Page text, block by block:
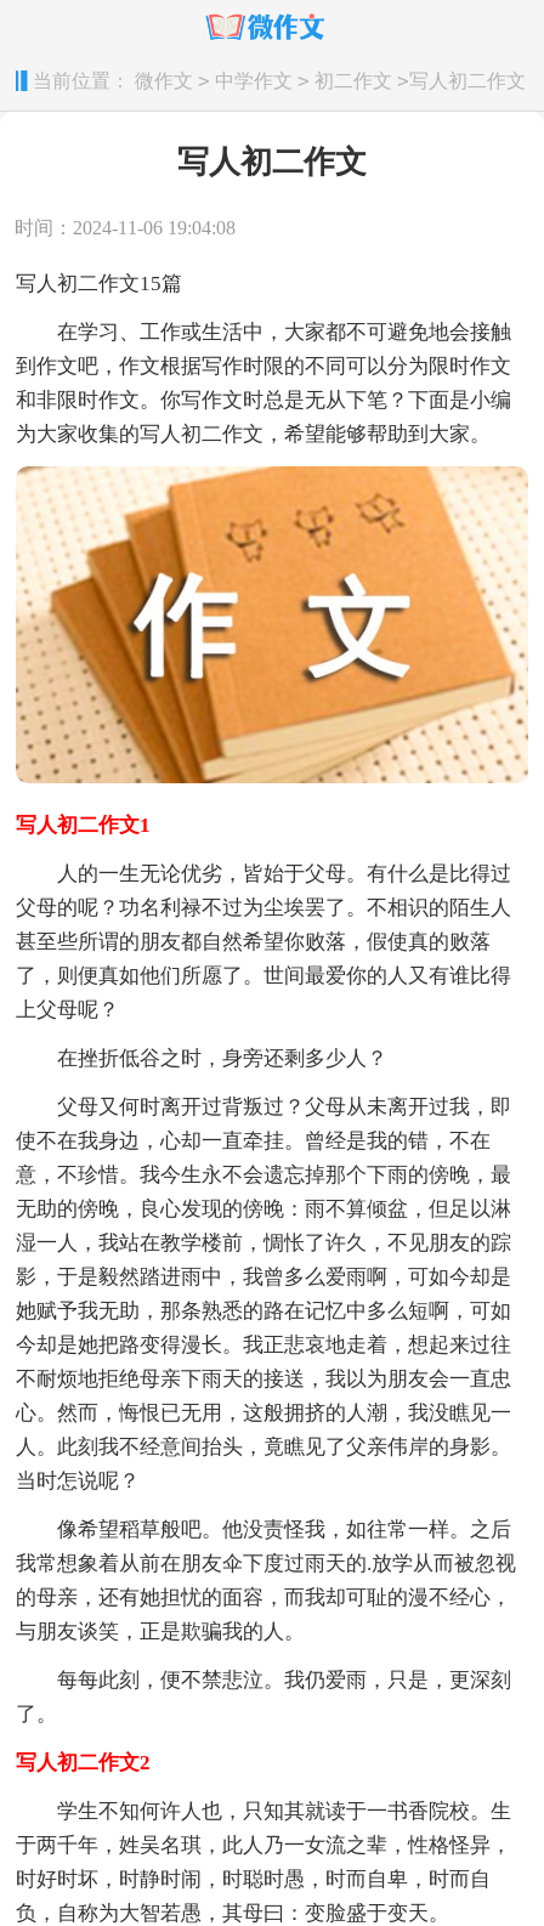
当前位置： 微作文 > 中学作文 > 初二作文 >写人初二作文
写人初二作文
时间：2024-11-06 19:04:08
写人初二作文15篇
在学习、工作或生活中，大家都不可避免地会接触
到作文吧，作文根据写作时限的不同可以分为限时作文
和非限时作文。你写作文时总是无从下笔？下面是小编
为大家收集的写人初二作文，希望能够帮助到大家。
写人初二作文1
人的一生无论优劣，皆始于父母。有什么是比得过
父母的呢？功名利禄不过为尘埃罢了。不相识的陌生人
甚至些所谓的朋友都自然希望你败落，假使真的败落
了，则便真如他们所愿了。世间最爱你的人又有谁比得
上父母呢？
在挫折低谷之时，身旁还剩多少人？
父母又何时离开过背叛过？父母从未离开过我，即
使不在我身边，心却一直牵挂。曾经是我的错，不在
意，不珍惜。我今生永不会遗忘掉那个下雨的傍晚，最
无助的傍晚，良心发现的傍晚：雨不算倾盆，但足以淋
湿一人，我站在教学楼前，惆怅了许久，不见朋友的踪
影，于是毅然踏进雨中，我曾多么爱雨啊，可如今却是
她赋予我无助，那条熟悉的路在记忆中多么短啊，可如
今却是她把路变得漫长。我正悲哀地走着，想起来过往
不耐烦地拒绝母亲下雨天的接送，我以为朋友会一直忠
心。然而，悔恨已无用，这般拥挤的人潮，我没瞧见一
人。此刻我不经意间抬头，竟瞧见了父亲伟岸的身影。
当时怎说呢？
像希望稻草般吧。他没责怪我，如往常一样。之后
我常想象着从前在朋友伞下度过雨天的.放学从而被忽视
的母亲，还有她担忧的面容，而我却可耻的漫不经心，
与朋友谈笑，正是欺骗我的人。
每每此刻，便不禁悲泣。我仍爱雨，只是，更深刻
了。
写人初二作文2
学生不知何许人也，只知其就读于一书香院校。生
于两千年，姓吴名琪，此人乃一女流之辈，性格怪异，
时好时坏，时静时闹，时聪时愚，时而自卑，时而自
负，自称为大智若愚，其母曰：变脸盛于变天。